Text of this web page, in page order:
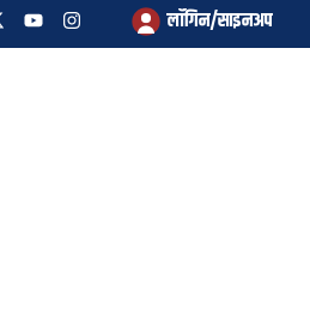
लॉगिन/साइनअप